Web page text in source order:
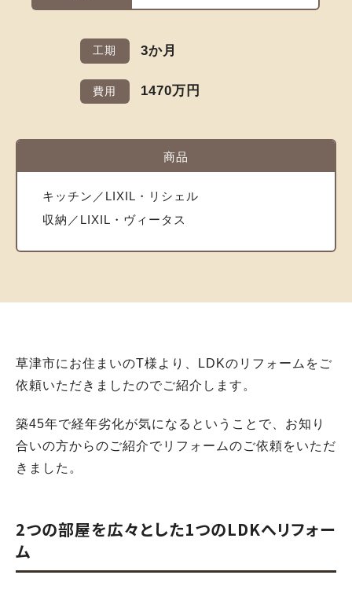
工期 3か月
費用 1470万円
商品
キッチン／LIXIL・リシェル
収納／LIXIL・ヴィータス
草津市にお住まいのT様より、LDKのリフォームをご
依頼いただきましたのでご紹介します。
築45年で経年劣化が気になるということで、お知り
合いの方からのご紹介でリフォームのご依頼をいただ
きました。
2つの部屋を広々とした1つのLDKへリフォー
ム